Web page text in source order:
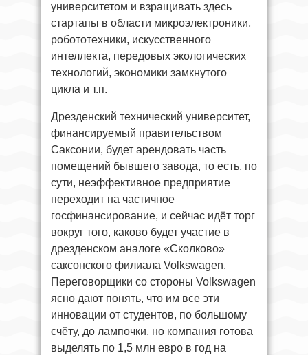
университетом и взращивать здесь
стартапы в области микроэлектроники,
робототехники, искусственного
интеллекта, передовых экологических
технологий, экономики замкнутого
цикла и т.п.
Дрезденский технический университет,
финансируемый правительством
Саксонии, будет арендовать часть
помещений бывшего завода, то есть, по
сути, неэффективное предприятие
переходит на частичное
госфинансирование, и сейчас идёт торг
вокруг того, каково будет участие в
дрезденском аналоге «Сколково»
саксонского филиала Volkswagen.
Переговорщики со стороны Volkswagen
ясно дают понять, что им все эти
инновации от студентов, по большому
счёту, до лампочки, но компания готова
выделять по 1,5 млн евро в год на